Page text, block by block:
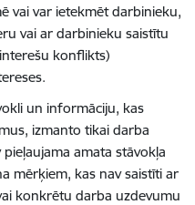
vai var ietekmēt darbinieku,
vai ar darbinieku saistītu
konflikts)
un informāciju, kas
izmanto tikai darba
amata stāvokļa
mērķiem, kas nav saistīti ar
konkrētu darba uzdevumu